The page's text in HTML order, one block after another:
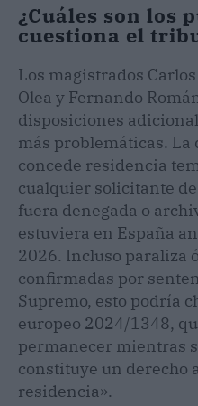
¿Cuáles son los
cuestiona el
Los magistrados
Olea y Fernando
disposiciones
más problemáticas.
concede residencia
cualquier solicitante
fuera denegada o
estuviera en España
2026. Incluso paraliza
confirmadas por
Supremo, esto podría
europeo 2024/1348,
permanecer mientras
constituye un derecho
residencia».